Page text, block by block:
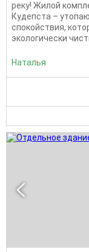
реку! Жилой
Кудепста –
спокойствия,
экологически
Наталья